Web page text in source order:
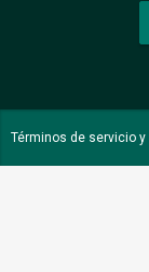
Términos de servicio y